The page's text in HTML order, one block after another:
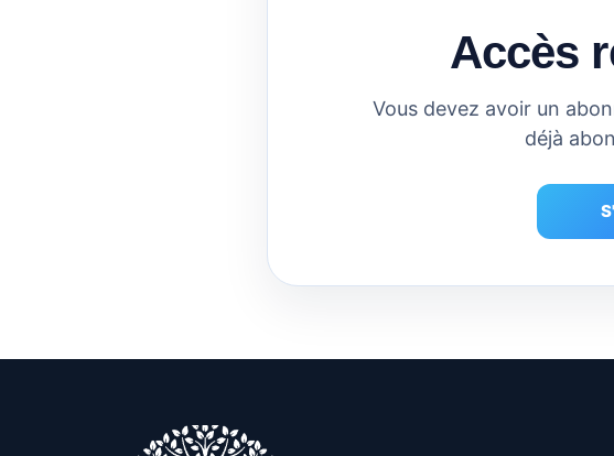
Accès
Vous devez avoir un
déjà